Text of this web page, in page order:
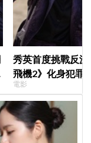
秀英首度挑戰反
飛機2》化身犯罪
電影